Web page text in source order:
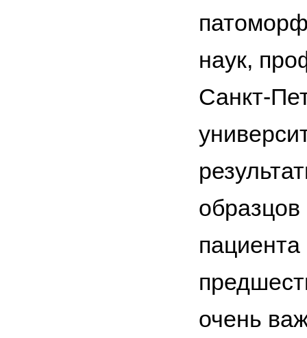
наук,
Санкт-
очень